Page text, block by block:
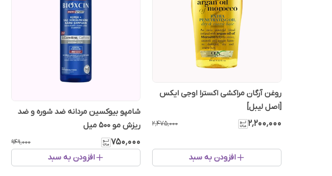
روغن آرگان مراکشی اکسترا اوجی ایکس
[اصل لیبل]
۲٬۲۰۰٬۰۰۰ ۲٬۴۷۵٬۰۰۰
افزودن به سبد
شامپو بیوکسین مردانه ضد شوره و ضد
ریزش مو 500 میل
۷۵۰٬۰۰۰ ۹۴۹٬۰۰۰
افزودن به سبد